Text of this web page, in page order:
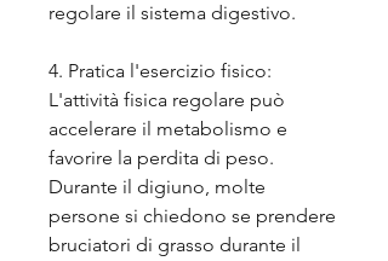
regolare il sistema digestivo.
4. Pratica l'esercizio fisico:
L'attività fisica regolare può
accelerare il metabolismo e
favorire la perdita di peso.
Durante il digiuno, molte
persone si chiedono se prendere
bruciatori di grasso durante il